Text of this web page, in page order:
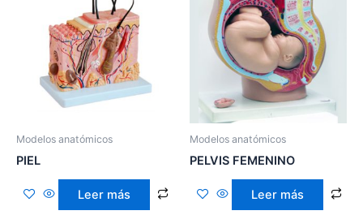
Modelos anatómicos
PIEL
Leer más
Modelos anatómicos
PELVIS FEMENINO
Leer más